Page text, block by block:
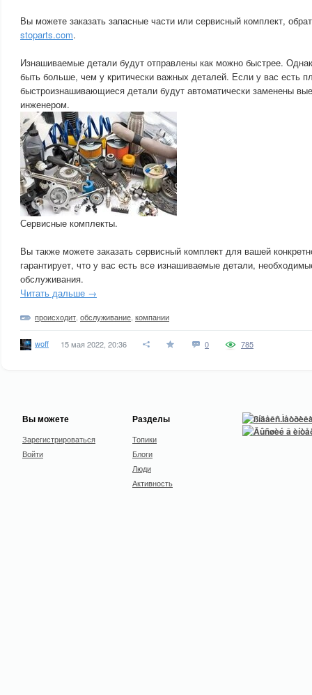
Вы можете заказать запасные части или сервисный комплект,
stoparts.com.
Изнашиваемые детали будут отправлены как можно быстрее.
быть больше, чем у критически важных деталей. Если у вас есть
быстроизнашивающиеся детали будут автоматически заменены
инженером.
Сервисные комплекты.
Вы также можете заказать сервисный комплект для вашей
гарантирует, что у вас есть все изнашиваемые детали,
обслуживания.
Читать дальше →
происходит обслуживание компании
woff 15 мая 2022, 20:36 0 785
Вы можете
Зарегистрироваться
Войти
Разделы
Топики
Блоги
Люди
Активность